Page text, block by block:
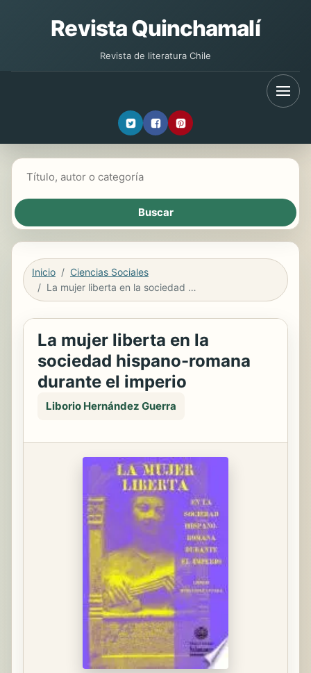
Revista Quinchamalí
Revista de literatura Chile
Inicio
Ciencias Sociales
La mujer liberta en la sociedad hispano-romana durante el imperio
La mujer liberta en la
sociedad hispano-romana
durante el imperio
Liborio Hernández Guerra